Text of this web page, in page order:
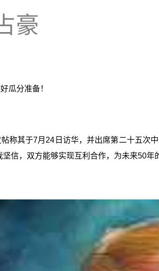
豪
瓜分准备！
称其于7月24日访华，并出席第二十五次
信，双方能够实现互利合作，为未来50年